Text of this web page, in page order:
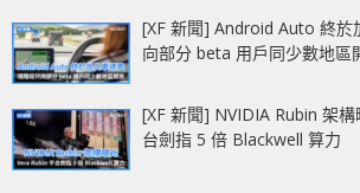
[XF 新聞] Android Auto 終
向部分 beta 用戶同少數地區
[XF 新聞] NVIDIA Rubin 架
台劍指 5 倍 Blackwell 算力